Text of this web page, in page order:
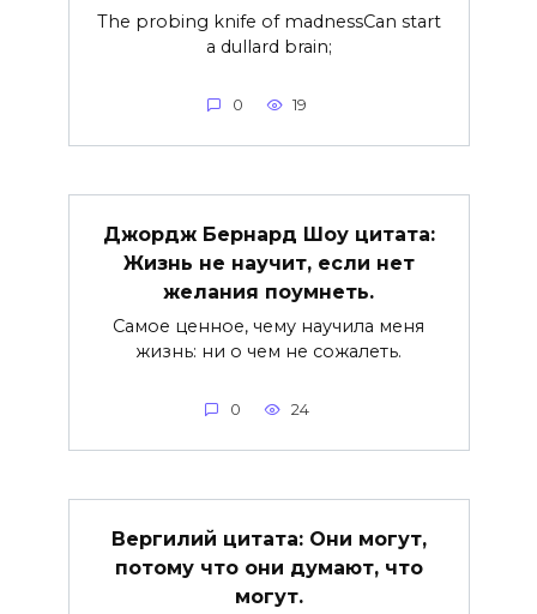
The probing knife of madnessCan start
a dullard brain;
0 19
Джордж Бернард Шоу цитата:
Жизнь не научит, если нет
желания поумнеть.
Самое ценное, чему научила меня
жизнь: ни о чем не сожалеть.
0 24
Вергилий цитата: Они могут,
потому что они думают, что
могут.